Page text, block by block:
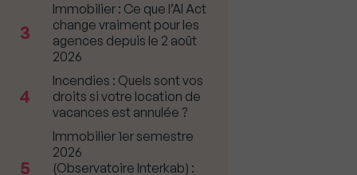
3
Immobilier : Ce que l’AI Act
change vraiment pour les
agences depuis le 2 août
2026
4
Incendies : Quels sont vos
droits si votre location de
vacances est annulée ?
5
Immobilier 1er semestre
2026
(Observatoire Interkab) :